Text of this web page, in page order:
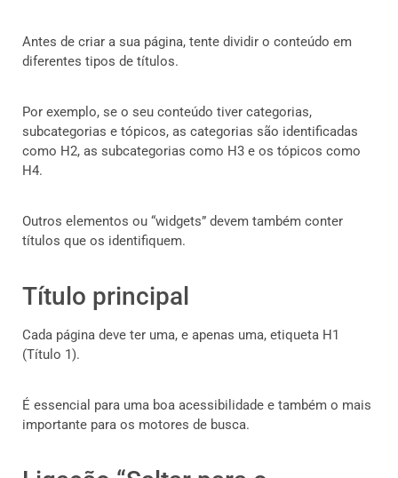
Antes de criar a sua página, tente dividir o conteúdo em
diferentes tipos de títulos.
Por exemplo, se o seu conteúdo tiver categorias,
subcategorias e tópicos, as categorias são identificadas
como H2, as subcategorias como H3 e os tópicos como
H4.
Outros elementos ou “widgets” devem também conter
títulos que os identifiquem.
Título principal
Cada página deve ter uma, e apenas uma, etiqueta H1
(Título 1).
É essencial para uma boa acessibilidade e também o mais
importante para os motores de busca.